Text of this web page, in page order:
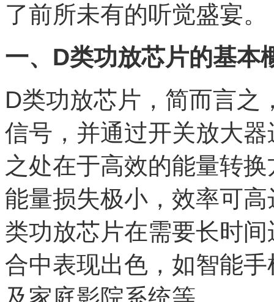
了前所未有的听觉盛宴。
一、D类功放芯片的基本
D类功放芯片，简而言之
信号，并通过开关放大
之处在于高效的能量转
能量损失极小，效率可
类功放芯片在需要长时
合中表现出色，如智能